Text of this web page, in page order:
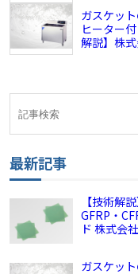
ガスケッ
ヒーター
解説】株
最新記事
【技術解
GFRP・
ド 株式会
ガスケッ